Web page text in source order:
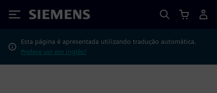
Siemens
Esta página é apresentada utilizando tradução automática.
Prefere ver em inglês?